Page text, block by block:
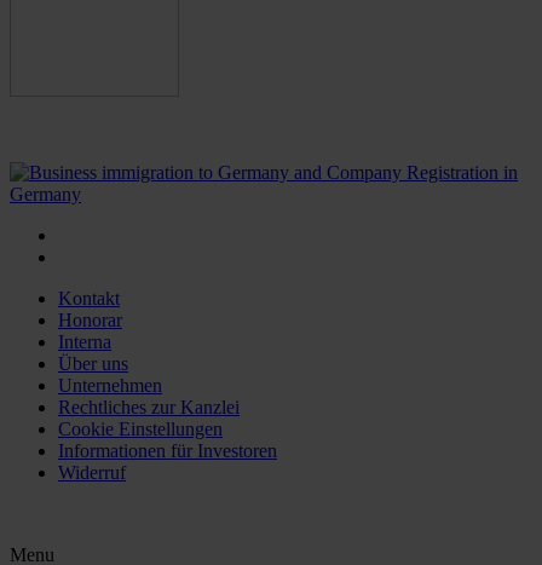
Kontakt
Honorar
Interna
Über uns
Unternehmen
Rechtliches zur Kanzlei
Cookie Einstellungen
Informationen für Investoren
Widerruf
Menu